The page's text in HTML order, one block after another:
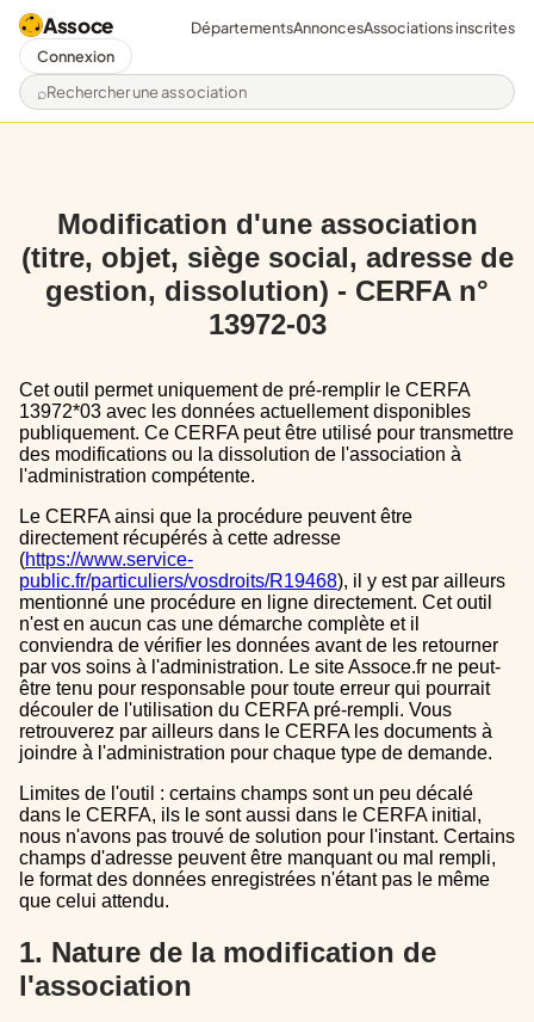
Assoce
Rechercher une association
DépartementsAnnoncesAssociations inscrites
Connexion
Modification d'une association
(titre, objet, siège social, adresse de
gestion, dissolution) - CERFA n°
13972-03
Cet outil permet uniquement de pré-remplir le CERFA
13972*03 avec les données actuellement disponibles
publiquement. Ce CERFA peut être utilisé pour transmettre
des modifications ou la dissolution de l'association à
l'administration compétente.
Le CERFA ainsi que la procédure peuvent être
directement récupérés à cette adresse
(https://www.service-
public.fr/particuliers/vosdroits/R19468), il y est par ailleurs
mentionné une procédure en ligne directement. Cet outil
n'est en aucun cas une démarche complète et il
conviendra de vérifier les données avant de les retourner
par vos soins à l'administration. Le site Assoce.fr ne peut-
être tenu pour responsable pour toute erreur qui pourrait
découler de l'utilisation du CERFA pré-rempli. Vous
retrouverez par ailleurs dans le CERFA les documents à
joindre à l'administration pour chaque type de demande.
Limites de l'outil : certains champs sont un peu décalé
dans le CERFA, ils le sont aussi dans le CERFA initial,
nous n'avons pas trouvé de solution pour l'instant. Certains
champs d'adresse peuvent être manquant ou mal rempli,
le format des données enregistrées n'étant pas le même
que celui attendu.
1. Nature de la modification de
l'association